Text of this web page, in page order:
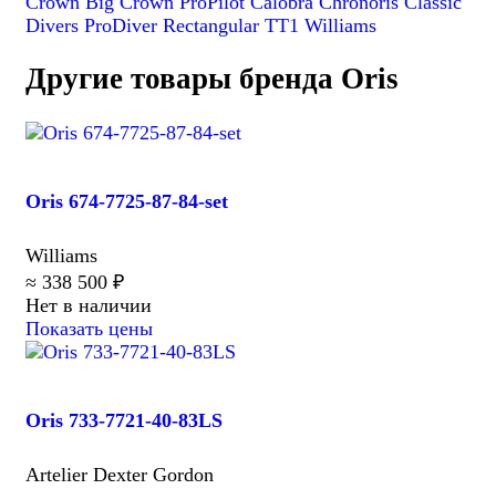
Divers ProDiver Rectangular TT1 Williams
Другие товары бренда Oris
Oris 674-7725-87-84-set
Williams
≈ 338 500 ₽
Нет в наличии
Показать цены
Oris 733-7721-40-83LS
Artelier Dexter Gordon